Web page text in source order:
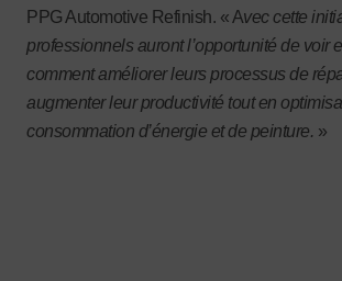
PPG Automotive Refinish. « Avec cette
professionnels auront l’opportunité de voir
comment améliorer leurs processus de
augmenter leur productivité tout en
consommation d’énergie et de peinture. »